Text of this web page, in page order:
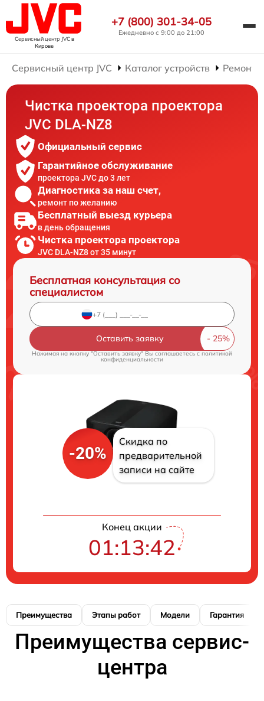
Сервисный центр JVCв
Кирове
+7 (800) 301-34-05
Ежедневно с 9:00 до 21:00
Сервисный центр JVC Каталог устройств Ремонт
Чистка проектора проектора
JVC DLA-NZ8
Официальный сервис
Гарантийное обслуживание
проектора JVC до 3 лет
Диагностика за наш счет,
ремонт по желанию
Бесплатный выезд курьера
в день обращения
Чистка проектора проектора
JVC DLA-NZ8 от 35 минут
Бесплатная консультация со
специалистом
Оставить заявку
Нажимая на кнопку "Оставить заявку" Вы соглашаетесь cполитикой
конфиденциальности
-20%
Скидка по
предварительной
записи на сайте
Конец акции
01:13:41
Преимущества Этапы работ Модели Гарантия
Преимущества сервис-
центра